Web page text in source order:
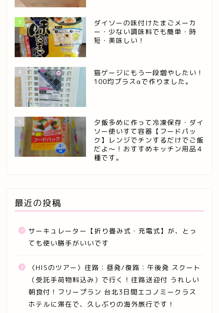
3
ダイソーの味付けたまごメーカ
ー・少ない調味料でも簡単・時
短・美味しい！
4
猫ゲージにもう一段増やしたい！
100均プラスαで作りました。
5
夕飯多めに作って冷凍保存・ダイ
ソー使いすて容器【フードパッ
ク】レンジでチンするだけでご飯
だよ～！おすすめキッチン用品４
種です。
最近の投稿
サーキュレーター【折り畳み式・充電式】が、とっ
ても使い勝手がいいです
〈HISのツアー〉往路：昼発/復路：午後発 スクート
（受託手荷物料込み）で行く！往路送迎付 うれしい
朝食付！フリープラン 台北3日間エコノミークラス
ホテルに滞在で、久しぶりの海外旅行です！